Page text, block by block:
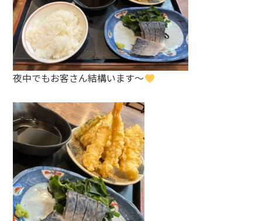
夜中でもお客さん結構います～